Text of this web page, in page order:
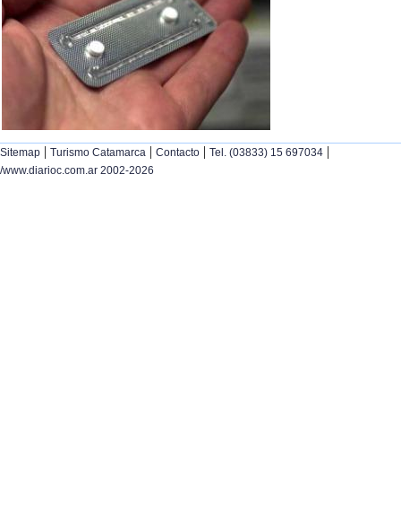
Sitemap | Turismo Catamarca | Contacto | Tel. (03833) 15 697034 |
/www.diarioc.com.ar 2002-2026